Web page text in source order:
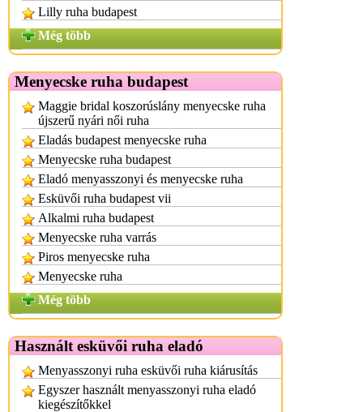
Lilly ruha budapest
Még több
Menyecske ruha budapest
Maggie bridal koszorúslány menyecske ruha
újszerű nyári női ruha
Eladás budapest menyecske ruha
Menyecske ruha budapest
Eladó menyasszonyi és menyecske ruha
Esküvői ruha budapest vii
Alkalmi ruha budapest
Menyecske ruha varrás
Piros menyecske ruha
Menyecske ruha
Még több
Használt esküvői ruha eladó
Menyasszonyi ruha esküvői ruha kiárusítás
Egyszer használt menyasszonyi ruha eladó
kiegészítőkkel